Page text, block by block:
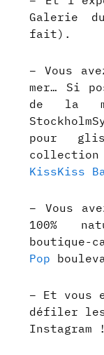
Galerie
fait).
– Vous
mer… Si
de la
pour
KissKiss
– Vous
100%
Pop
– Et vous
défiler
Instagram !